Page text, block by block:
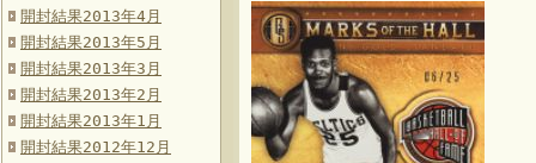
開封結果2013年4月
開封結果2013年5月
開封結果2013年3月
開封結果2013年2月
開封結果2013年1月
開封結果2012年12月